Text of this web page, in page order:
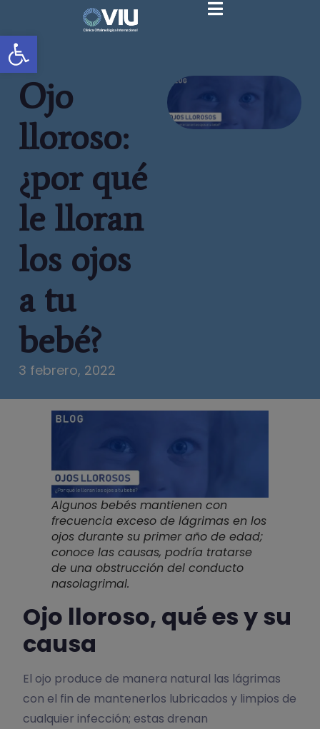
Abrir barra de herramientas
Ojo
lloroso:
¿por qué
le lloran
los ojos
a tu
bebé?
3 febrero, 2022
Algunos bebés mantienen con
frecuencia exceso de lágrimas en los
ojos durante su primer año de edad;
conoce las causas, podría tratarse
de una obstrucción del conducto
nasolagrimal.
Ojo lloroso, qué es y su
causa
El ojo produce de manera natural las lágrimas
con el fin de mantenerlos lubricados y limpios de
cualquier infección; estas drenan